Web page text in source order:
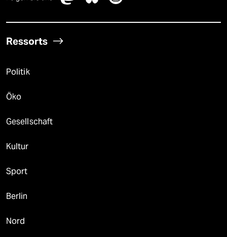
Ressorts
Politik
Öko
Gesellschaft
Kultur
Sport
Berlin
Nord